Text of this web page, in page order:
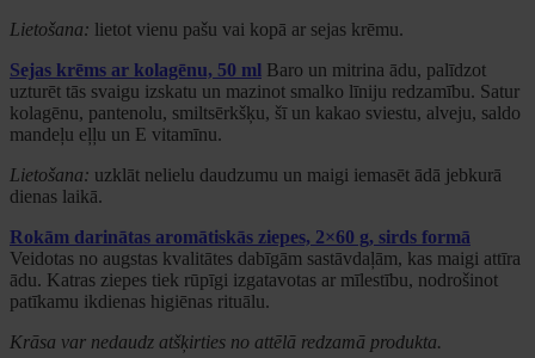
Lietošana: lietot vienu pašu vai kopā ar sejas krēmu.
Sejas krēms ar kolagēnu, 50 ml Baro un mitrina ādu, palīdzot
uzturēt tās svaigu izskatu un mazinot smalko līniju redzamību. Satur
kolagēnu, pantenolu, smiltsērkšķu, šī un kakao sviestu, alveju, saldo
mandeļu eļļu un E vitamīnu.
Lietošana: uzklāt nelielu daudzumu un maigi iemasēt ādā jebkurā
dienas laikā.
Rokām darinātas aromātiskās ziepes, 2×60 g, sirds formā
Veidotas no augstas kvalitātes dabīgām sastāvdaļām, kas maigi attīra
ādu. Katras ziepes tiek rūpīgi izgatavotas ar mīlestību, nodrošinot
patīkamu ikdienas higiēnas rituālu.
Krāsa var nedaudz atšķirties no attēlā redzamā produkta.